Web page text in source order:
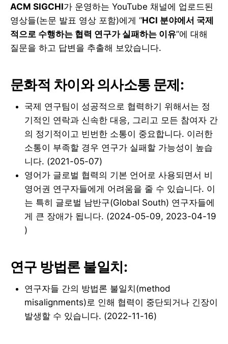
ACM SIGCHI가 운영하는 YouTube 채널에 업로드된
영상들(논문 발표 영상 포함)에게 “HCI 분야에서 국제
적으로 수행하는 협력 연구가 실패하는 이유”에 대해
질문을 하고 답변을 추출해 보았습니다.
문화적 차이와 의사소통 문제:
국제 연구팀이 성공적으로 협력하기 위해서는 정
기적인 연락과 신속한 대응, 그리고 모든 참여자 간
의 정기적이고 빈번한 소통이 중요합니다. 이러한
소통이 부족할 경우 연구가 실패할 가능성이 높습
니다. (2021-05-07)
영어가 글로벌 협력의 기본 언어로 사용되면서 비
영어권 연구자들에게 어려움을 줄 수 있습니다. 이
는 특히 글로벌 남반구(Global South) 연구자들에
게 큰 장애가 됩니다. (2024-05-09, 2023-04-19
)
연구 방법론 불일치:
연구자들 간의 방법론 불일치(method
misalignments)로 인해 협력이 중단되거나 긴장이
발생할 수 있습니다. (2022-11-16)